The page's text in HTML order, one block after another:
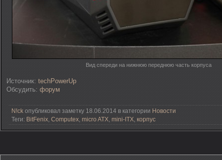
Вид спереди на нижнюю переднюю часть корпуса
Источник: techPowerUp
Обсудить: форум
N!ck опубликовал заметку 18.06.2014 в категории Новости
Теги: BitFenix, Computex, micro ATX, mini-ITX, корпус